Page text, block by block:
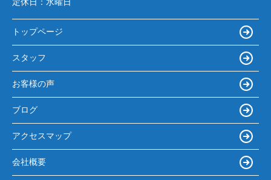
トップページ
スタッフ
お客様の声
ブログ
アクセスマップ
会社概要